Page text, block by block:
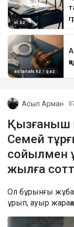
Асыл Арман
Қызғаныш
Семей
сойылмен
жылға
Ол бұрынғы
ұрып, ауыр